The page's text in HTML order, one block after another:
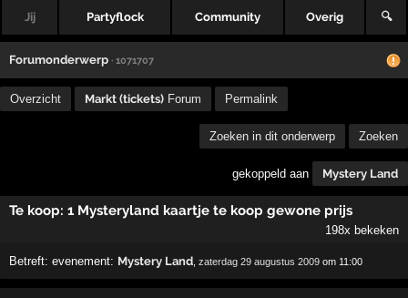
Jij Partyflock Community Overig 🔍
Forumonderwerp · 1071707
Overzicht Markt (tickets) Forum Permalink
Zoeken in dit onderwerp Zoeken
gekoppeld aan Mystery Land
Te koop: 1 Mysteryland kaartje te koop gewone prijs
198x bekeken
Betreft:evenement: Mystery Land ,zaterdag 29 augustus 2009 om 11:00